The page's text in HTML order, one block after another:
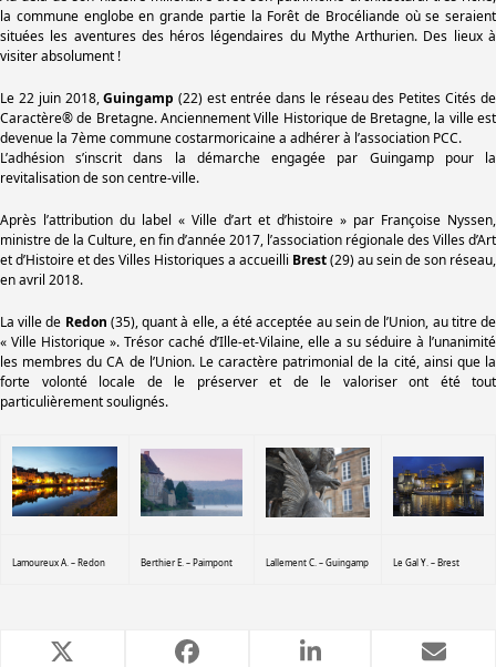
la commune englobe en grande partie la Forêt de Brocéliande où se seraient
situées les aventures des héros légendaires du Mythe Arthurien. Des lieux à
visiter absolument !
Le 22 juin 2018,Guingamp (22) est entrée dans le réseau des Petites Cités de
Caractère® de Bretagne. Anciennement Ville Historique de Bretagne, la ville est
devenue la 7ème commune costarmoricaine a adhérer à l’association PCC.
L’adhésion s’inscrit dans la démarche engagée par Guingamp pour la
revitalisation de son centre-ville.
Après l’attribution du label « Ville d’art et d’histoire » par Françoise Nyssen,
ministre de la Culture, en fin d’année 2017, l’association régionale des Villes d’Art
et d’Histoire et des Villes Historiques a accueilli Brest(29) au sein de son réseau,
en avril 2018.
La ville de Redon (35), quant à elle, a été acceptée au sein de l’Union, au titre de
« Ville Historique ». Trésor caché d’Ille-et-Vilaine, elle a su séduire à l’unanimité
les membres du CA de l’Union. Le caractère patrimonial de la cité, ainsi que la
forte volonté locale de le préserver et de le valoriser ont été tout
particulièrement soulignés.
Lamoureux A. – Redon Berthier E. – Paimpont Lallement C. – Guingamp Le Gal Y. – Brest
Articles similaires